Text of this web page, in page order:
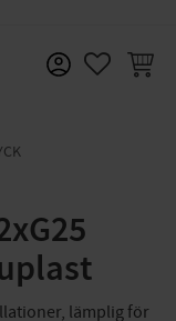
lämplig för